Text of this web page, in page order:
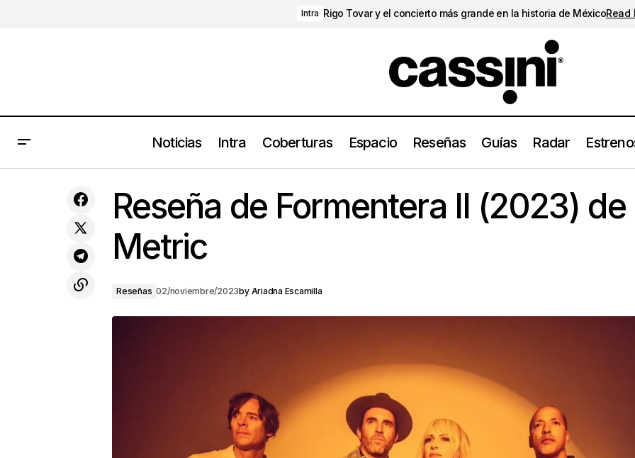
Intra Rigo Tovar y el concierto más grande en la historia de MéxicoRead
Noticias Intra Coberturas Espacio Reseñas Guías Radar
LCD Soundsystem, Fuerza Régida,
James Blake, Grimes y más
Reseña de Formentera II (2023) de Metric
Reseña de Formentera II (2023) de
Metric
Reseñas 02/noviembre/2023by Ariadna Escamilla